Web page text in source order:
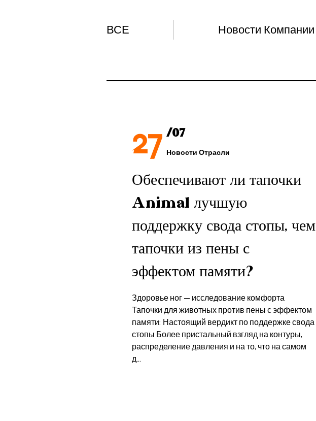
ВСЕ Новости Компании
27 /07
Новости Отрасли
Обеспечивают ли тапочки
Animal лучшую
поддержку свода стопы, чем
тапочки из пены с
эффектом памяти?
Здоровье ног — исследование комфорта
Тапочки для животных против пены с эффектом
памяти: Настоящий вердикт по поддержке свода
стопы Более пристальный взгляд на контуры,
распределение давления и на то, что на самом
д...